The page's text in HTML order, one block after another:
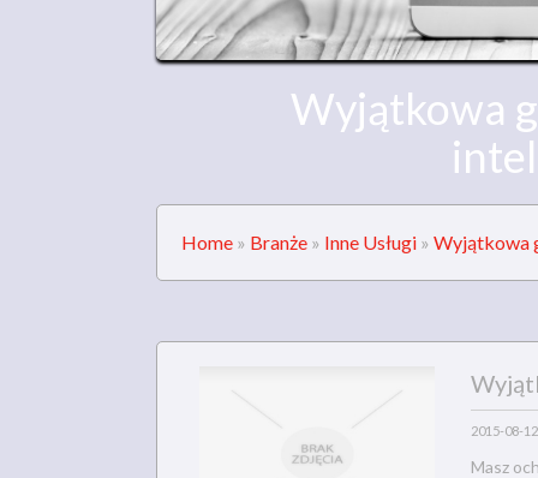
Wyjątkowa
Home » Branże » Inne Usługi » Wyjątkowa
2015-08-12
Masz